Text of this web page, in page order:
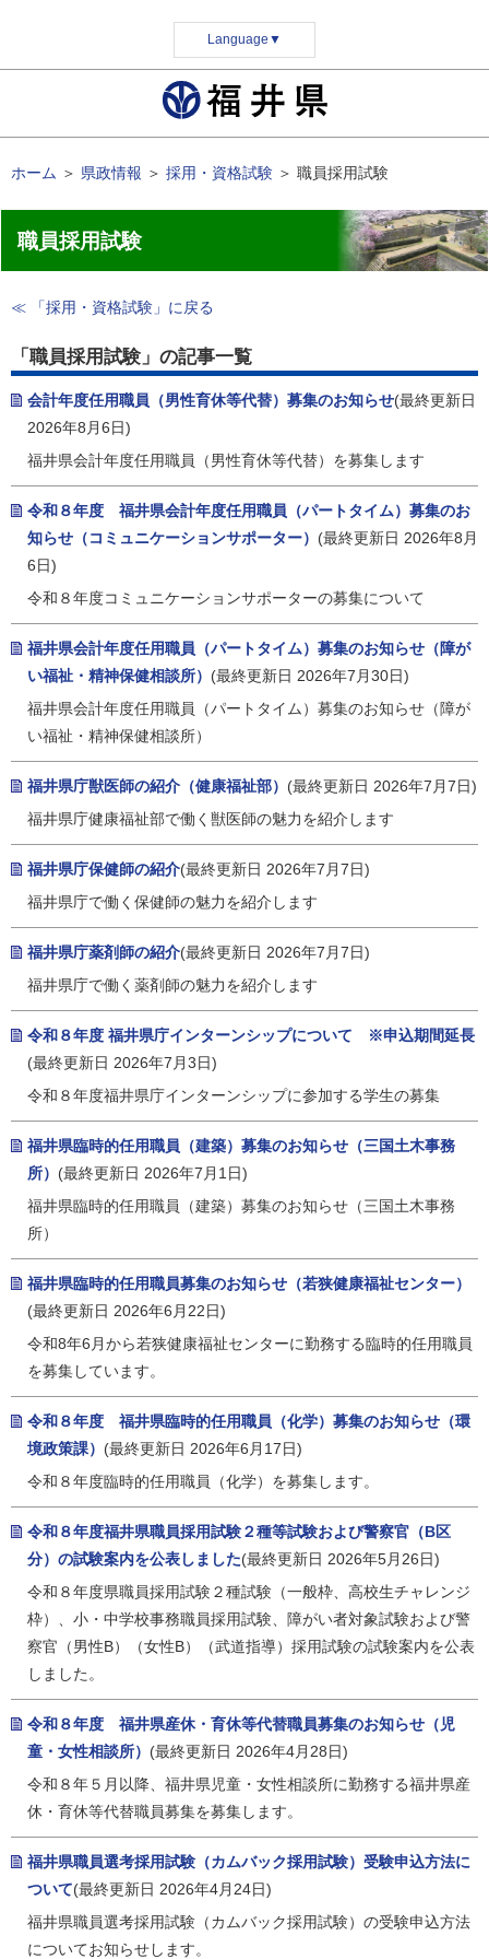
Language ▼
ホーム ＞ 県政情報 ＞ 採用・資格試験 ＞ 職員採用試験
職員採用試験
≪ 「採用・資格試験」に戻る
「職員採用試験」の記事一覧
会計年度任用職員（男性育休等代替）募集のお知らせ(最終更新日
2026年8月6日)
福井県会計年度任用職員（男性育休等代替）を募集します
令和８年度 福井県会計年度任用職員（パートタイム）募集のお
知らせ（コミュニケーションサポーター） (最終更新日 2026年8月
6日)
令和８年度コミュニケーションサポーターの募集について
福井県会計年度任用職員（パートタイム）募集のお知らせ（障が
い福祉・精神保健相談所） (最終更新日 2026年7月30日)
福井県会計年度任用職員（パートタイム）募集のお知らせ（障が
い福祉・精神保健相談所）
福井県庁獣医師の紹介（健康福祉部） (最終更新日 2026年7月7日)
福井県庁健康福祉部で働く獣医師の魅力を紹介します
福井県庁保健師の紹介(最終更新日 2026年7月7日)
福井県庁で働く保健師の魅力を紹介します
福井県庁薬剤師の紹介(最終更新日 2026年7月7日)
福井県庁で働く薬剤師の魅力を紹介します
令和８年度 福井県庁インターンシップについて ※申込期間延長
(最終更新日 2026年7月3日)
令和８年度福井県庁インターンシップに参加する学生の募集
福井県臨時的任用職員（建築）募集のお知らせ（三国土木事務
所） (最終更新日 2026年7月1日)
福井県臨時的任用職員（建築）募集のお知らせ（三国土木事務
所）
福井県臨時的任用職員募集のお知らせ（若狭健康福祉センター）
(最終更新日 2026年6月22日)
令和8年6月から若狭健康福祉センターに勤務する臨時的任用職員
を募集しています。
令和８年度 福井県臨時的任用職員（化学）募集のお知らせ（環
境政策課） (最終更新日 2026年6月17日)
令和８年度臨時的任用職員（化学）を募集します。
令和８年度福井県職員採用試験２種等試験および警察官（B区
分）の試験案内を公表しました(最終更新日 2026年5月26日)
令和８年度県職員採用試験２種試験（一般枠、高校生チャレンジ
枠）、小・中学校事務職員採用試験、障がい者対象試験および警
察官（男性B）（女性B）（武道指導）採用試験の試験案内を公表
しました。
令和８年度 福井県産休・育休等代替職員募集のお知らせ（児
童・女性相談所） (最終更新日 2026年4月28日)
令和８年５月以降、福井県児童・女性相談所に勤務する福井県産
休・育休等代替職員募集を募集します。
福井県職員選考採用試験（カムバック採用試験）受験申込方法に
ついて(最終更新日 2026年4月24日)
福井県職員選考採用試験（カムバック採用試験）の受験申込方法
についてお知らせします。